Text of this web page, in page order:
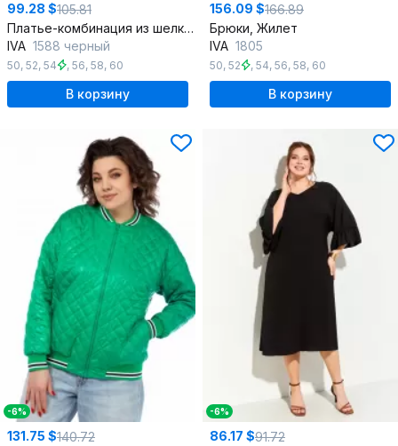
99.28 $105.81
Платье-комбинация из шелк-сатина на бретелях, летнее платье
IVA 1588 черный
50, 52, 54 , 56, 58, 60
В корзину
156.09 $166.89
Брюки, Жилет
IVA 1805
50, 52 , 54, 56, 58, 60
В корзину
-6%
131.75 $140.72
-6%
86.17 $91.72